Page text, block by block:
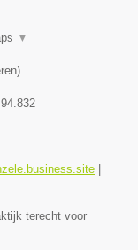
▼
)
terecht voor